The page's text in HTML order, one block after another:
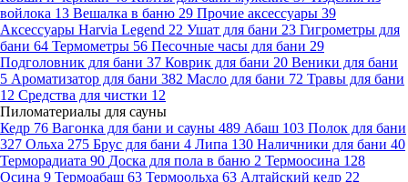
войлока 13 Вешалка в баню 29 Прочие аксессуары 39
Аксессуары Harvia Legend 22 Ушат для бани 23 Гигрометры для
бани 64 Термометры 56 Песочные часы для бани 29
Подголовник для бани 37 Коврик для бани 20 Веники для бани
5 Ароматизатор для бани 382 Масло для бани 72 Травы для бани
12 Средства для чистки 12
Пиломатериалы для сауны
Кедр 76 Вагонка для бани и сауны 489 Абаш 103 Полок для бани
327 Ольха 275 Брус для бани 4 Липа 130 Наличники для бани 40
Терморадиата 90 Доска для пола в баню 2 Термоосина 128
Осина 9 Термоабаш 63 Термоольха 63 Алтайский кедр 22